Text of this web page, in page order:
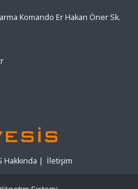
Komando Er Hakan Öner Sk.
Hakkında | İletişim